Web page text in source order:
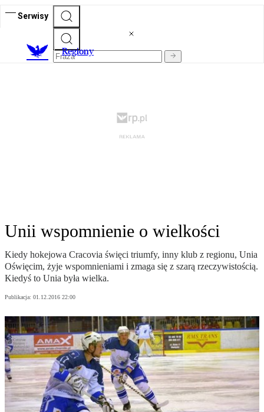
Serwisy
Regiony
Unii wspomnienie o wielkości
Kiedy hokejowa Cracovia święci triumfy, inny klub z regionu, Unia
Oświęcim, żyje wspomnieniami i zmaga się z szarą rzeczywistością.
Kiedyś to Unia była wielka.
Publikacja: 01.12.2016 22:00